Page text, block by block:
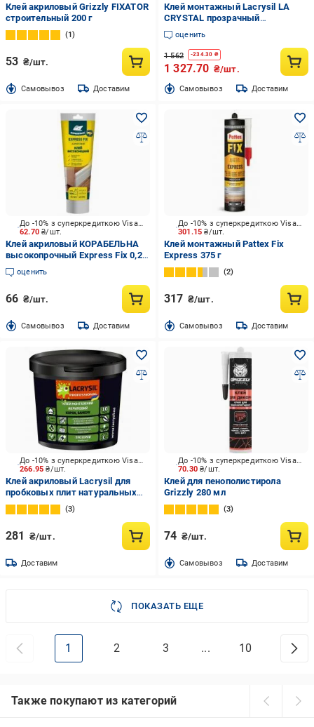
Клей акриловый Grizzly FIXATOR
строительный 200 г
1
53 ₴/шт.
Cамовывоз Доставим
Клей монтажный Lacrysil LA
CRYSTAL прозрачный
акриловый 5 кг
оценить
1 562 -234.30 ₴
1 327.70 ₴/шт.
Cамовывоз Доставим
62.70₴/шт.
До -10% з суперкредиткою Visa Вигода
Клей акриловый КОРАБЕЛЬНА
высокопрочный Express Fix 0,2
кг
оценить
66 ₴/шт.
Cамовывоз Доставим
301.15₴/шт.
До -10% з суперкредиткою Visa Вигода
Клей монтажный Pattex Fix
Express 375 г
2
317 ₴/шт.
Cамовывоз Доставим
266.95₴/шт.
До -10% з суперкредиткою Visa Вигода
Клей акриловый Lacrysil для
пробковых плит натуральных
покрытий 1 кг.
3
281 ₴/шт.
Доставим
70.30₴/шт.
До -10% з суперкредиткою Visa Вигода
Клей для пенополистирола
Grizzly 280 мл
3
74 ₴/шт.
Cамовывоз Доставим
ПОКАЗАТЬ ЕЩЕ
1 2 3 ... 10
Также покупают из категорий